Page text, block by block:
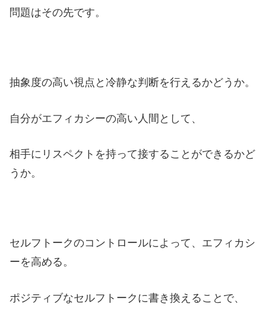
問題はその先です。
抽象度の高い視点と冷静な判断を行えるかどうか。
自分がエフィカシーの高い人間として、
相手にリスペクトを持って接することができるかど
うか。
セルフトークのコントロールによって、エフィカシ
ーを高める。
ポジティブなセルフトークに書き換えることで、